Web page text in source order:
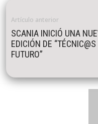
Artículo anterior
SCANIA INICIÓ UNA
EDICIÓN DE
FUTURO”